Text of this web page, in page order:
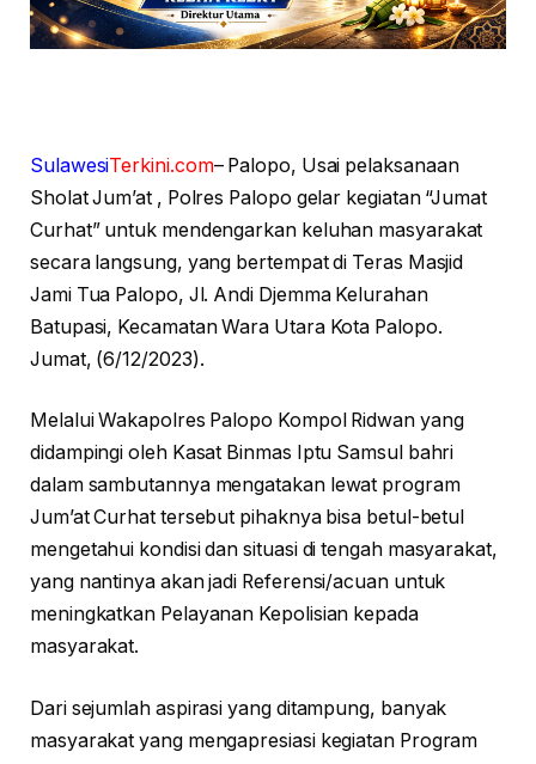
SulawesiTerkini.com– Palopo, Usai pelaksanaan
Sholat Jum’at , Polres Palopo gelar kegiatan “Jumat
Curhat” untuk mendengarkan keluhan masyarakat
secara langsung, yang bertempat di Teras Masjid
Jami Tua Palopo, Jl. Andi Djemma Kelurahan
Batupasi, Kecamatan Wara Utara Kota Palopo.
Jumat, (6/12/2023).
Melalui Wakapolres Palopo Kompol Ridwan yang
didampingi oleh Kasat Binmas Iptu Samsul bahri
dalam sambutannya mengatakan lewat program
Jum’at Curhat tersebut pihaknya bisa betul-betul
mengetahui kondisi dan situasi di tengah masyarakat,
yang nantinya akan jadi Referensi/acuan untuk
meningkatkan Pelayanan Kepolisian kepada
masyarakat.
Dari sejumlah aspirasi yang ditampung, banyak
masyarakat yang mengapresiasi kegiatan Program